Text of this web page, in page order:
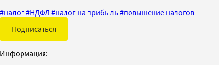
#налог#НДФЛ #налог на прибыль#повышение налогов
Подписаться
Информация: